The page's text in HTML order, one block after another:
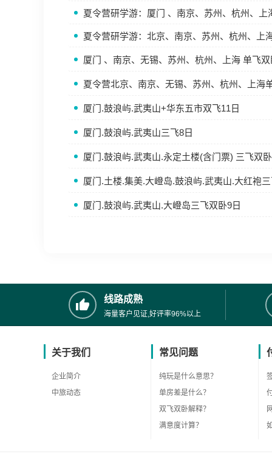
夏令营研学游：厦门 、南京、苏州、杭州、上
夏令营研学游：北京、南京、苏州、杭州、上
厦门 、南京、无锡、苏州、杭州、上海 单飞
夏令营北京、南京、无锡、苏州、杭州、上海
厦门.鼓浪屿.武夷山+华东五市双飞11日
厦门.鼓浪屿.武夷山三飞8日
厦门.鼓浪屿.武夷山.永定土楼(含门票) 三飞双
厦门.土楼.集美.大嶝岛.鼓浪屿.武夷山.大红袍
厦门.鼓浪屿.武夷山.大嶝岛三飞双卧9日
线路成熟
海量客户见证,好评率96%以上
关于我们
企业简介
中旅动态
常见问题
纯玩是什么意思？
单房差是什么？
双飞双卧解释？
满意度计算？